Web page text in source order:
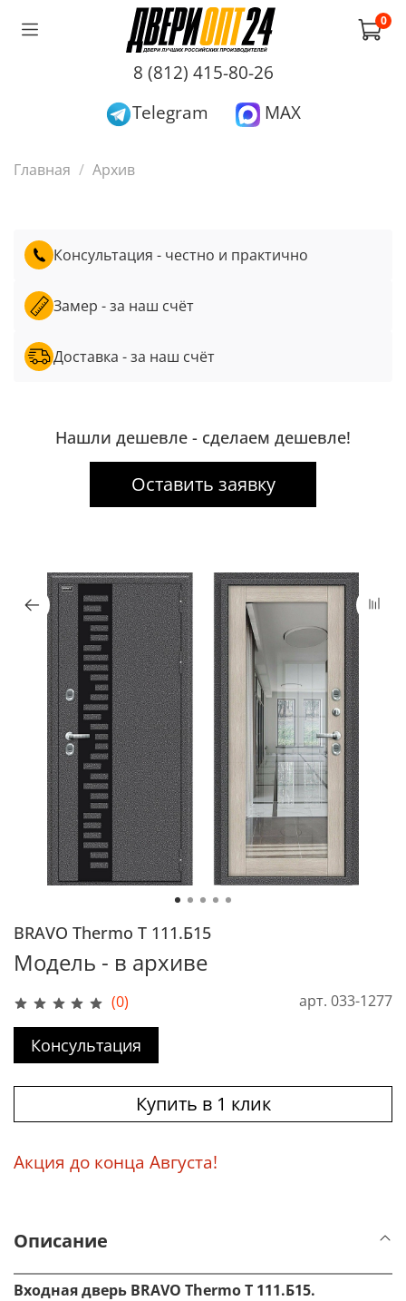
0
8 (812) 415-80-26
Telegram
MAX
Главная Архив
Консультация - честно и практично
Замер - за наш счёт
Доставка - за наш счёт
Нашли дешевле - сделаем дешевле!
Оставить заявку
(0) арт. 033-1277
BRAVO Thermo T 111.Б15
Модель - в архиве
Консультация
Купить в 1 клик
Акция до конца Августа!
Описание
Входная дверь BRAVO ThermoT 111.Б15.